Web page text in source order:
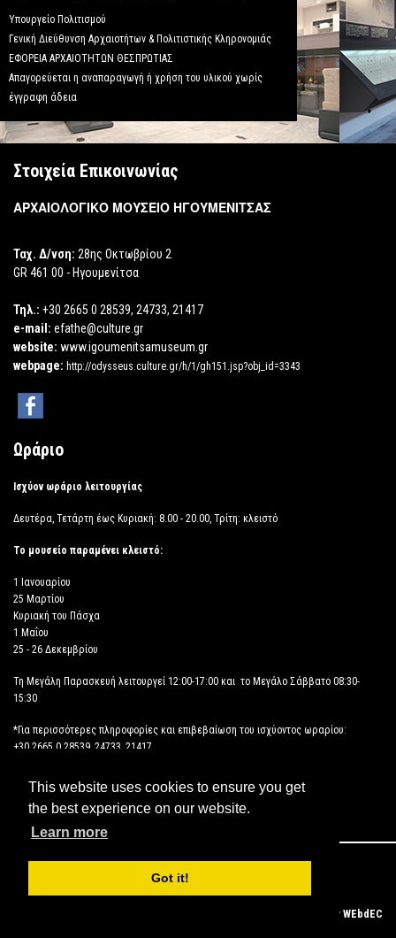
This website uses cookies to ensure you get
the best experience on our website.
Learn more
Got it!
Υπουργείο Πολιτισμού
Γενική Διεύθυνση Αρχαιοτήτων & Πολιτιστικής Κληρονομιάς
ΕΦΟΡΕΙΑ ΑΡΧΑΙΟΤΗΤΩΝ ΘΕΣΠΡΩΤΙΑΣ
Απαγορεύεται η αναπαραγωγή ή χρήση του υλικού χωρίς
έγγραφη άδεια
Στοιχεία Επικοινωνίας
ΑΡΧΑΙΟΛΟΓΙΚΟ ΜΟΥΣΕΙΟ ΗΓΟΥΜΕΝΙΤΣΑΣ
Ταχ. Δ/νση: 28ης Οκτωβρίου 2
GR 461 00 - Ηγουμενίτσα
Τηλ.: +30 2665 0 28539, 24733, 21417
e-mail: efathe@culture.gr
website: www.igoumenitsamuseum.gr
webpage: http://odysseus.culture.gr/h/1/gh151.jsp?obj_id=3343
Ωράριο
Ισχύον ωράριο λειτουργίας
Δευτέρα, Τετάρτη έως Κυριακή: 8.00 - 20.00, Τρίτη: κλειστό
Το μουσείο παραμένει κλειστό:
1 Ιανουαρίου
25 Μαρτίου
Κυριακή του Πάσχα
1 Μαΐου
25 - 26 Δεκεμβρίου
Τη Μεγάλη Παρασκευή λειτουργεί 12:00-17:00 και το Μεγάλο Σάββατο 08:30-
15:30
*Για περισσότερες πληροφορίες και επιβεβαίωση του ισχύοντος ωραρίου:
+30 2665 0 28539, 24733, 21417
ΔΗΛΩΣΗ ΠΡΟΣΒΑΣΙΜΟΤΗΤΑΣ
Copyright © 2026 ΑΡΧΑΙΟΛΟΓΙΚΟ ΜΟΥΣΕΙΟ ΗΓΟΥΜΕΝΙΤΣΑΣ
Powered by WEbdEC